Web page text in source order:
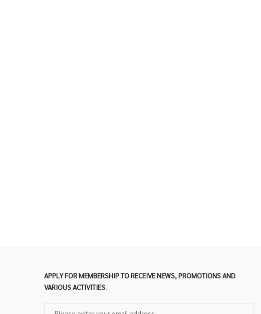
APPLY FOR MEMBERSHIP TO RECEIVE NEWS, PROMOTIONS AND
VARIOUS ACTIVITIES.